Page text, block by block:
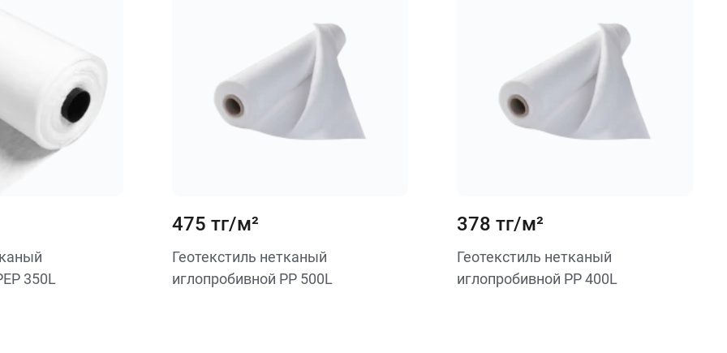
350L
475 тг/м²
Геотекстиль нетканый
иглопробивной PP 500L
378 тг/м²
Геотекстиль нетканый
иглопробивной PP 400L